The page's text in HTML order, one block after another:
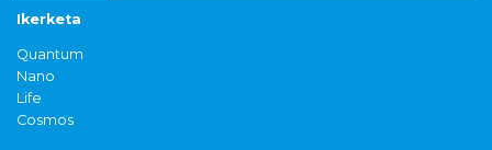
Ikerketa
Quantum
Nano
Life
Cosmos